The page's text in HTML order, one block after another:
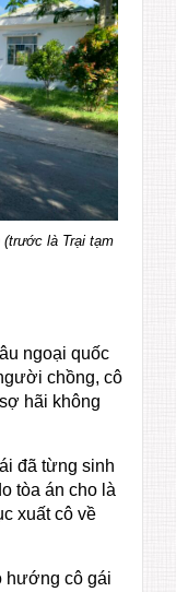
(trước là Trại tạm
ngoại quốc
chồng, cô
hãi không
đã từng sinh
tòa án cho là
xuất cô về
hướng cô gái